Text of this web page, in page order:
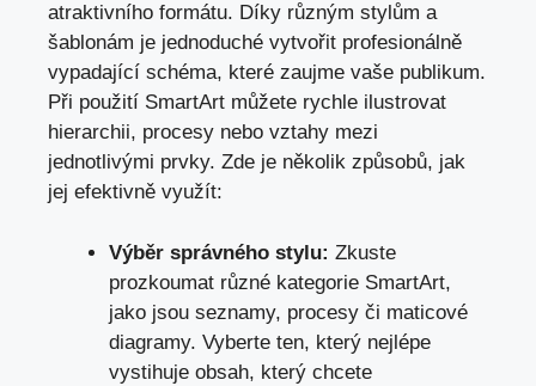
atraktivního formátu. Díky různým stylům a
šablonám je jednoduché vytvořit profesionálně
vypadající ⁣schéma, které zaujme vaše publikum.
Při použití SmartArt můžete rychle ilustrovat
hierarchii, procesy nebo vztahy mezi
jednotlivými⁤ prvky. Zde je několik ‍způsobů, jak
jej efektivně využít:
Výběr správného stylu: Zkuste
⁣prozkoumat různé kategorie SmartArt,
jako jsou ⁢seznamy, procesy či maticové
diagramy. Vyberte ten, který nejlépe
vystihuje obsah, který ⁣chcete